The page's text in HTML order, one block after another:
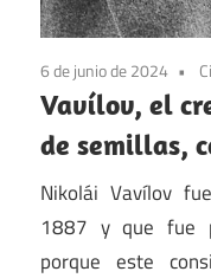
6 de junio de 2024
Vavílov, el
de semillas,
Nikolái Vavílov
1887 y que fue
porque este